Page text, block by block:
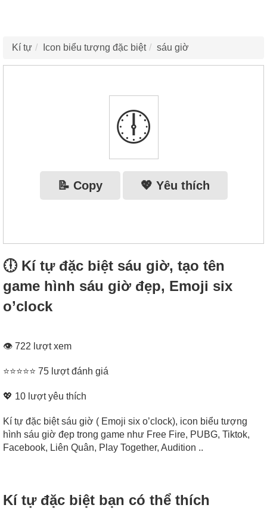
Kí tự Icon biểu tượng đặc biệt sáu giờ
🕕
📝 Copy 💖 Yêu thích
🕕 Kí tự đặc biệt sáu giờ, tạo tên
game hình sáu giờ đẹp, Emoji six
o’clock
👁 722 lượt xem
⭐⭐⭐⭐⭐ 75 lượt đánh giá
💖 10 lượt yêu thích
Kí tự đặc biệt sáu giờ ( Emoji six o’clock), icon biểu tượng
hình sáu giờ đẹp trong game như Free Fire, PUBG, Tiktok,
Facebook, Liên Quân, Play Together, Audition ..
Kí tự đặc biệt bạn có thể thích